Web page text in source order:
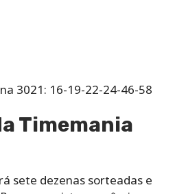
3021: 16-19-22-24-46-58
Timemania
sete dezenas sorteadas e